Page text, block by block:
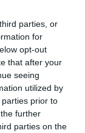
parties, or
for
opt-out
that after your
seeing
utilized by
prior to
further
parties on the
Gutiérrez
"Nico"
play)